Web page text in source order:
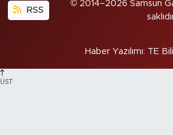
RSS
© 2014–2026 Samsun
Haber Yazılımı: TE
ÜST